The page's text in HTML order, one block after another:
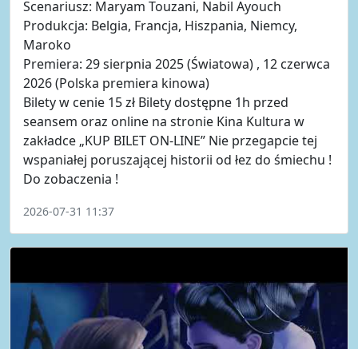
Scenariusz: Maryam Touzani, Nabil Ayouch
Produkcja: Belgia, Francja, Hiszpania, Niemcy,
Maroko
Premiera: 29 sierpnia 2025 (Światowa) , 12 czerwca
2026 (Polska premiera kinowa)
Bilety w cenie 15 zł Bilety dostępne 1h przed
seansem oraz online na stronie Kina Kultura w
zakładce „KUP BILET ON-LINE” Nie przegapcie tej
wspaniałej poruszającej historii od łez do śmiechu !
Do zobaczenia !
2026-07-31 11:37